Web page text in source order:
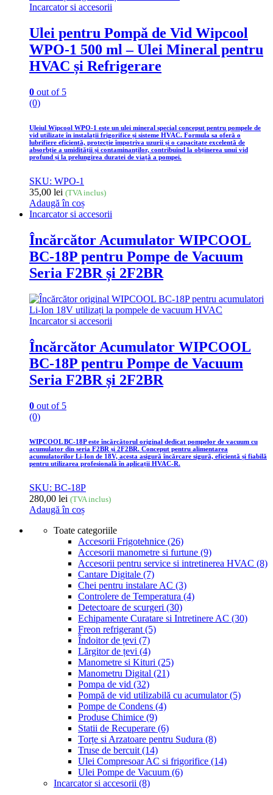
Incarcator si accesorii
Ulei pentru Pompă de Vid Wipcool
WPO-1 500 ml – Ulei Mineral pentru
HVAC și Refrigerare
0 out of 5
(0)
Uleiul Wipcool WPO-1 este un ulei mineral special conceput pentru pompele de
vid utilizate în instalații frigorifice și sisteme HVAC. Formula sa oferă o
lubrifiere eficientă, protecție împotriva uzurii și o capacitate excelentă de
absorbție a umidității și contaminanților, contribuind la obținerea unui vid
profund și la prelungirea duratei de viață a pompei.
SKU: WPO-1
35,00 lei (TVA inclus)
Adaugă în coș
Incarcator si accesorii
Încărcător Acumulator WIPCOOL
BC-18P pentru Pompe de Vacuum
Seria F2BR și 2F2BR
Incarcator si accesorii
Încărcător Acumulator WIPCOOL
BC-18P pentru Pompe de Vacuum
Seria F2BR și 2F2BR
0 out of 5
(0)
WIPCOOL BC-18P este încărcătorul original dedicat pompelor de vacuum cu
acumulator din seria F2BR și 2F2BR. Conceput pentru alimentarea
acumulatorilor Li-Ion de 18V, acesta asigură încărcare sigură, eficientă și fiabilă
pentru utilizarea profesională în aplicații HVAC-R.
SKU: BC-18P
280,00 lei (TVA inclus)
Adaugă în coș
Toate categoriile
Accesorii Frigotehnice (26)
Accesorii manometre si furtune (9)
Accesorii pentru service si intretinerea HVAC (8)
Cantare Digitale (7)
Chei pentru instalare AC (3)
Controlere de Temperatura (4)
Detectoare de scurgeri (30)
Echipamente Curatare si Intretinere AC (30)
Freon refrigerant (5)
Îndoitor de țevi (7)
Lărgitor de țevi (4)
Manometre si Kituri (25)
Manometru Digital (21)
Pompa de vid (32)
Pompă de vid utilizabilă cu acumulator(5)
Pompe de Condens (4)
Produse Chimice (9)
Statii de Recuperare (6)
Torțe si Arzatoare pentru Sudura (8)
Truse de bercuit (14)
Ulei Compresoar AC si frigorifice (14)
Ulei Pompe de Vacuum (6)
Incarcator si accesorii (8)